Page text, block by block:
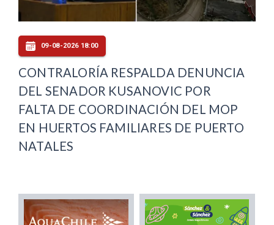
09-08-2026 18:00
CONTRALORÍA RESPALDA DENUNCIA
DEL SENADOR KUSANOVIC POR
FALTA DE COORDINACIÓN DEL MOP
EN HUERTOS FAMILIARES DE PUERTO
NATALES